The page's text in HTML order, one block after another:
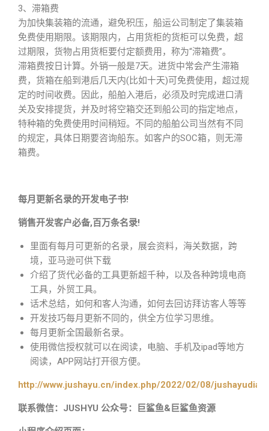
3、滞箱费
为加快集装箱的流通，避免积压，船运公司制定了集装箱
免费使用期限。该期限内，占用货柜的货柜可以免费，超
过期限，货物占用货柜要付定额费用，称为“滞箱费”。
滞箱费按日计算。外销一般是7天。进货中常会产生滞箱
费，货箱在船到港后几天内(比如十天)可免费使用，超过规
定的时间收费。因此，船舶入港后，必须及时完成进口清
关及安排提货，并及时将空箱交还到船公司的指定地点，
特种箱的免费使用时间稍短。不同的船舶公司当然有不同
的规定，具体日期要咨询船东。如客户的SOC箱，则无滞
箱费。
每月更新名录的开发电子书!
销售开发客户必备,百万条名录!
里面有每月可更新的名录，展会资料，海关数据，跨
境，亚马逊可供下载
介绍了货代必备的工具更新超千种，以及各种跨境电商
工具，外贸工具。
话术总结，如何和客人沟通，如何去回访拜访客人等等
开发技巧每月更新不同的，供全方位学习思维。
每月更新全国最新名录。
使用微信授权就可以在阅读，电脑、手机及ipad等地方
阅读，APP网站打开很方便。
http://www.jushayu.cn/index.php/2022/02/08/
联系微信：JUSHYU 公众号：巨鲨鱼&巨鲨鱼资源